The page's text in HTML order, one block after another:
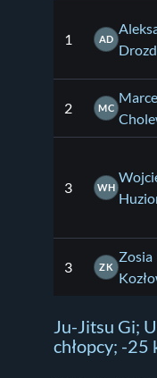
1 AD
2 MC
3 WH
3 ZK
Zosia
Ju-Jitsu Gi;
chłopcy; -25